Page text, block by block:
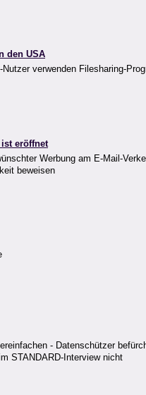
den USA
verwenden Filesharing-
eröffnet
Werbung am E-Mail-
beweisen
- Datenschützer
STANDARD-Interview nicht